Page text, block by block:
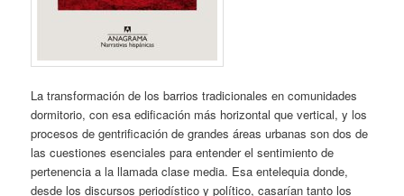
La transformación de los barrios tradicionales en comunidades
dormitorio, con esa edificación más horizontal que vertical, y los
procesos de gentrificación de grandes áreas urbanas son dos de
las cuestiones esenciales para entender el sentimiento de
pertenencia a la llamada clase media. Esa entelequia donde,
desde los discursos periodístico y político, casarían tanto los